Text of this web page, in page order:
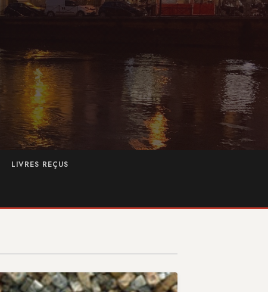
LIVRES REÇUS